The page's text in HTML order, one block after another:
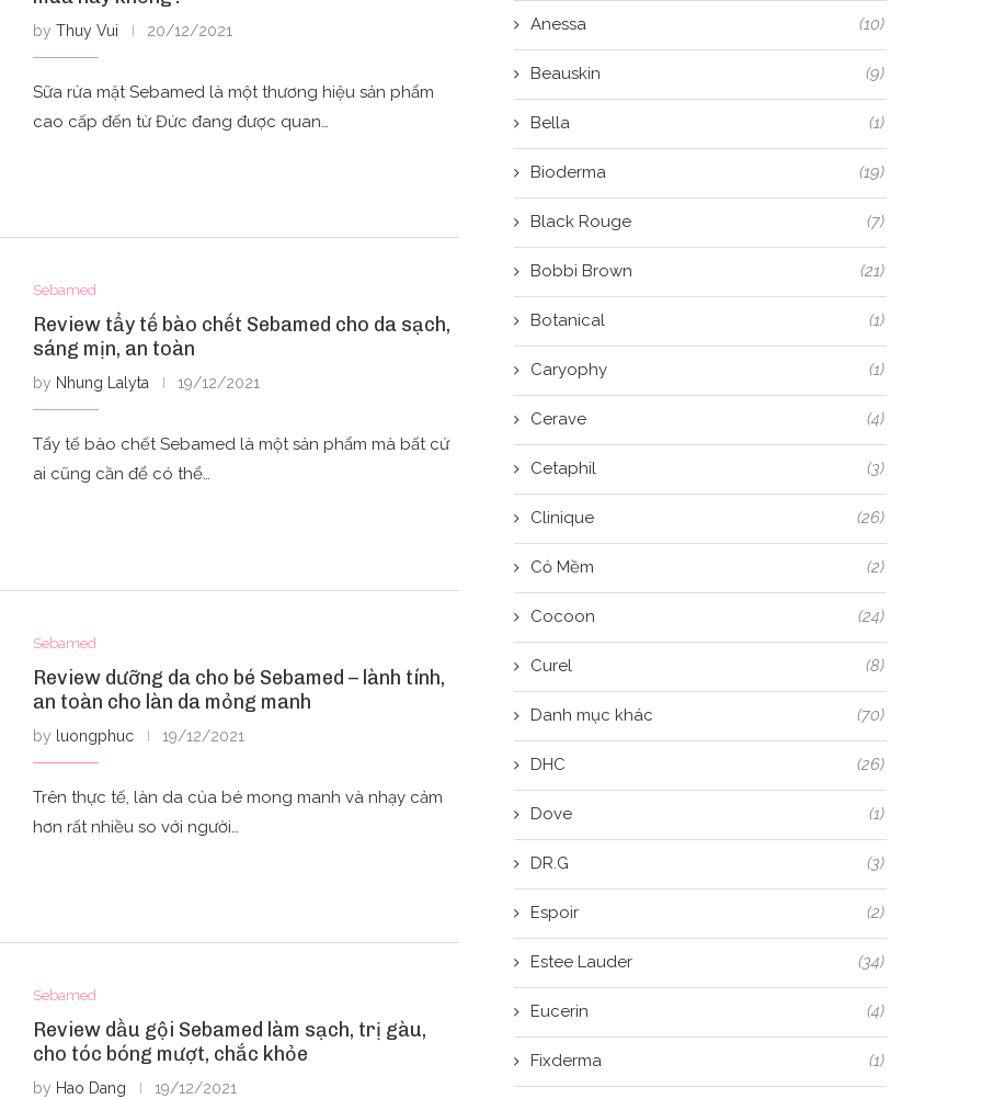
by Thuy Vui 20/12/2021
Sữa rửa mặt Sebamed là một thương hiệu sản phẩm
cao cấp đến từ Đức đang được quan…
Sebamed
Review tẩy tế bào chết Sebamed cho da sạch,
sáng mịn, an toàn
by Nhung Lalyta 19/12/2021
Tẩy tế bào chết Sebamed là một sản phẩm mà bất cứ
ai cũng cần để có thể…
Sebamed
Review dưỡng da cho bé Sebamed – lành tính,
an toàn cho làn da mỏng manh
by luongphuc 19/12/2021
Trên thực tế, làn da của bé mong manh và nhạy cảm
hơn rất nhiều so với người…
Sebamed
Review dầu gội Sebamed làm sạch, trị gàu,
cho tóc bóng mượt, chắc khỏe
by Hao Dang 19/12/2021
Anessa (10)
Beauskin (9)
Bella (1)
Bioderma (19)
Black Rouge (7)
Bobbi Brown (21)
Botanical (1)
Caryophy (1)
Cerave (4)
Cetaphil (3)
Clinique (26)
Cỏ Mềm (2)
Cocoon (24)
Curel (8)
Danh mục khác (70)
DHC (26)
Dove (1)
DR.G (3)
Espoir (2)
Estee Lauder (34)
Eucerin (4)
Fixderma (1)